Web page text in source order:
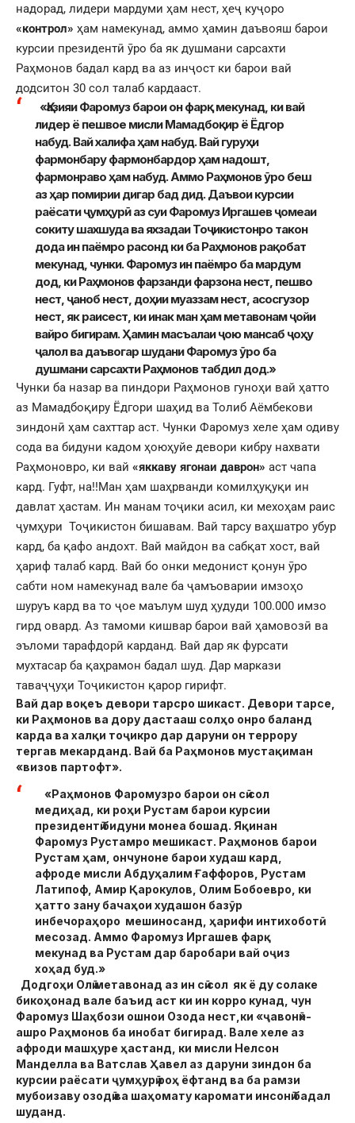
надорад, лидери мардуми ҳам нест, ҳеҷ куҷоро
«контрол» ҳам намекунад, аммо ҳамин даъвояш барои
курсии президентӣ ӯро ба як душмани сарсахти
Раҳмонов бадал кард ва аз инҷост ки барои вай
додситон 30 сол талаб кардааст.
«Қазияи Фаромуз барои он фарқ мекунад, ки вай
лидер ё пешвое мисли Мамадбоқир ё Ёдгор
набуд. Вай халифа ҳам набуд. Вай гуруҳи
фармонбару фармонбардор ҳам надошт,
фармонраво ҳам набуд. Аммо Раҳмонов ӯро беш
аз ҳар помирии дигар бад дид. Даъвои курсии
раёсати ҷумҳурӣ аз суи Фаромуз Иргашев ҷомеаи
сокиту шахшуда ва яхзадаи Тоҷикистонро такон
дода ин паёмро расонд ки ба Раҳмонов рақобат
мекунад, чунки. Фаромуз ин паёмро ба мардум
дод, ки Раҳмонов фарзанди фарзона нест, пешво
нест, ҷаноб нест, доҳии муаззам нест, асосгузор
нест, як раисест, ки инак ман ҳам метавонам ҷойи
вайро бигирам. Ҳамин масъалаи ҷою мансаб ҷоҳу
ҷалол ва даъвогар шудани Фаромуз ӯро ба
душмани сарсахти Раҳмонов табдил дод.»
Чунки ба назар ва пиндори Раҳмонов гуноҳи вай ҳатто
аз Мамадбоқиру Ёдгори шаҳид ва Толиб Аёмбекови
зиндонӣ ҳам сахттар аст. Чунки Фаромуз хеле ҳам одиву
сода ва бидуни кадом ҳоюҳуйе девори кибру нахвати
Раҳмоновро, ки вай «яккаву ягонаи даврон» аст чапа
кард. Гуфт, на!!Ман ҳам шаҳрванди комилҳуқуқи ин
давлат ҳастам. Ин манам тоҷики асил, ки мехоҳам раис
ҷумҳури Тоҷикистон бишавам. Вай тарсу ваҳшатро убур
кард, ба қафо андохт. Вай майдон ва сабқат хост, вай
ҳариф талаб кард. Вай бо онки медонист қонун ӯро
сабти ном намекунад вале ба ҷамъоварии имзоҳо
шуруъ кард ва то ҷое маълум шуд ҳудуди 100.000 имзо
гирд овард. Аз тамоми кишвар барои вай ҳамовозӣ ва
эъломи тарафдорӣ карданд. Вай дар як фурсати
мухтасар ба қаҳрамон бадал шуд. Дар маркази
таваҷҷуҳи Тоҷикистон қарор гирифт.
Вай дар воқеъ девори тарсро шикаст. Девори тарсе,
ки Раҳмонов ва дору дастааш солҳо онро баланд
карда ва халқи тоҷикро дар даруни он террору
тергав мекарданд. Вай ба Раҳмонов мустақиман
«визов партофт».
«Раҳмонов Фаромузро барои он сӣ сол
медиҳад, ки роҳи Рустам барои курсии
президентӣ бидуни монеа бошад. Яқинан
Фаромуз Рустамро мешикаст. Раҳмонов барои
Рустам ҳам, ончуноне барои худаш кард,
афроде мисли Абдуҳалим Ғаффоров, Рустам
Латипоф, Амир Қарокулов, Олим Бобоевро, ки
ҳатто зану бачаҳои худашон базӯр
инбечораҳоро мешиносанд, ҳарифи интихоботӣ
месозад. Аммо Фаромуз Иргашев фарқ
мекунад ва Рустам дар баробари вай оҷиз
хоҳад буд.»
Додгоҳи Олӣ метавонад аз ин сӣ сол як ё ду солаке
бикоҳонад вале баъид аст ки ин корро кунад, чун
Фаромуз Шаҳбози ошнои Озода нест,ки «ҷавонӣ»-
ашро Раҳмонов ба инобат бигирад. Вале хеле аз
афроди машҳуре ҳастанд, ки мисли Нелсон
Манделла ва Ватслав Ҳавел аз даруни зиндон ба
курсии раёсати ҷумҳурӣ роҳ ёфтанд ва ба рамзи
мубоизаву озодӣ ва шаҳомату каромати инсонӣ бадал
шуданд.